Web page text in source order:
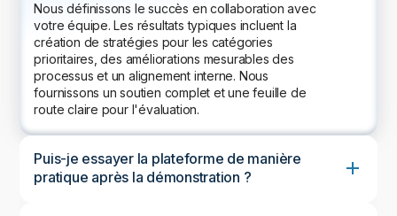
Nous définissons le succès en collaboration avec
votre équipe. Les résultats typiques incluent la
création de stratégies pour les catégories
prioritaires, des améliorations mesurables des
processus et un alignement interne. Nous
fournissons un soutien complet et une feuille de
route claire pour l'évaluation.
Puis-je essayer la plateforme de manière
pratique après la démonstration ?